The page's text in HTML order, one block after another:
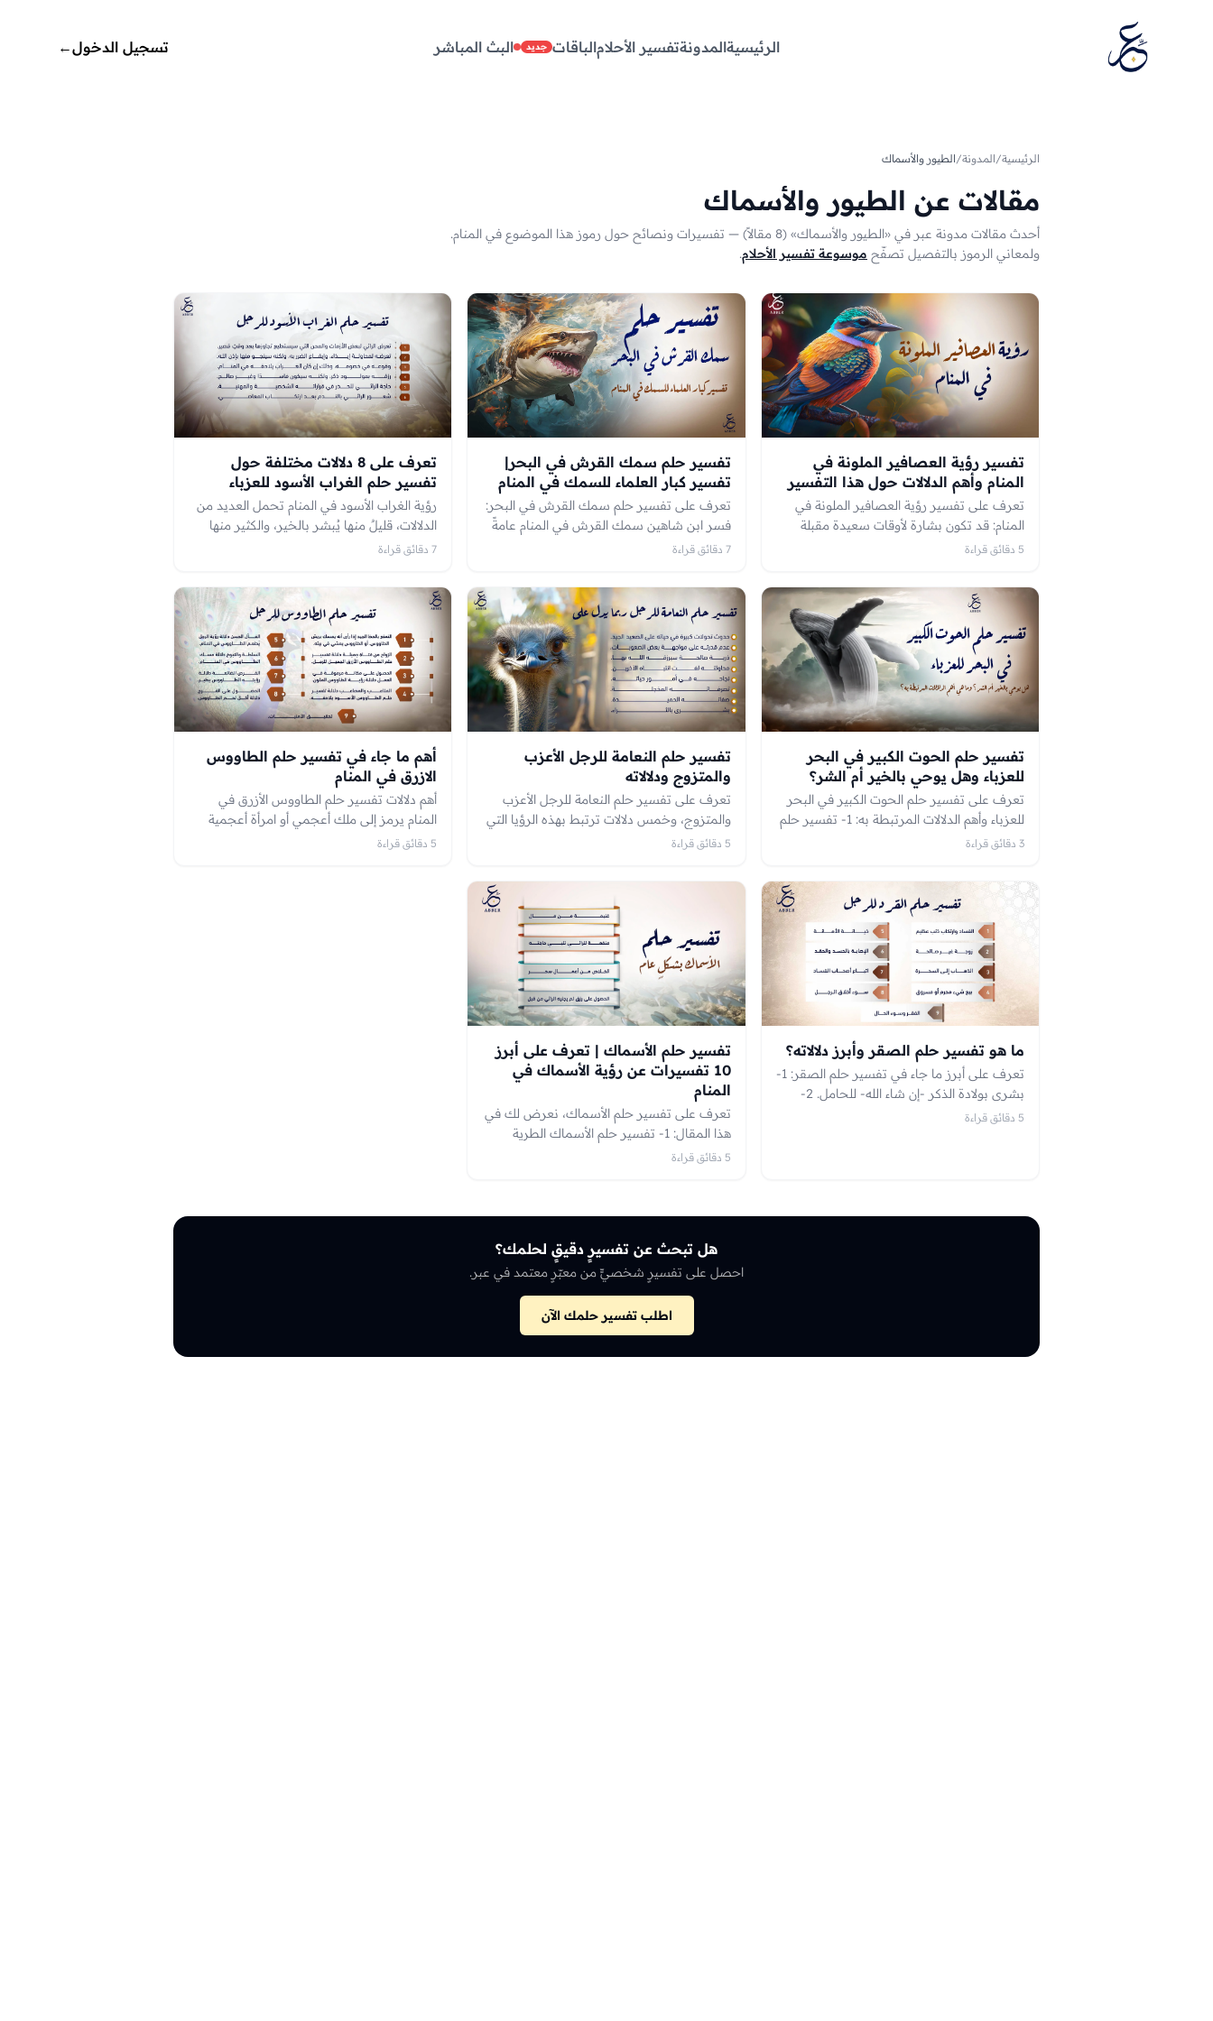
الرئيسيةالمدونةتفسير الأحلامالباقات جديد البث المباشر تسجيل الدخول←
الرئيسية/المدونة/الطيور والأسماك
مقالات عن الطيور والأسماك
أحدث مقالات مدونة عبر في «الطيور والأسماك» (8 مقالاً) — تفسيرات ونصائح حول رموز هذا الموضوع في المنام.
ولمعاني الرموز بالتفصيل تصفّح موسوعة تفسير الأحلام.
تفسير رؤية العصافير الملونة في
المنام وأهم الدلالات حول هذا التفسير
تعرف على تفسير رؤية العصافير الملونة في
المنام: قد تكون بشارة لأوقات سعيدة مقبلة
مليئة بالتجارب الجديدة والتغييرات الإيجابية؛
يرمز إلى الاختلاف والتعدد، وهو ما ينعكس على
الحياة التي قد تصبح أكثر إشراقًا وتناغمًا.
5 دقائق قراءة
تفسير حلم سمك القرش في البحر|
تفسير كبار العلماء للسمك في المنام
تعرف على تفسير حلم سمك القرش في البحر:
فسر ابن شاهين سمك القرش في المنام عامةً
أن الكبير منها غنيمة وخير، والصغير هموم
الرؤيا فإنه يدل على مال يُرزق به الرائي.
7 دقائق قراءة
تعرف على 8 دلالات مختلفة حول
تفسير حلم الغراب الأسود للعزباء
رؤية الغراب الأسود في المنام تحمل العديد من
الدلالات، قليلٌ منها يُبشر بالخير، والكثير منها
يُنذر بحدوث بعض الأمور السيئة، لذا فحينما
تحمل في قلبها نوعًا من الخوف، والقلق،
وسرعان ما تبحث عن تفسير حلم الغراب الأسود
للعزباء، وهو ما نتحدث عنه باستفاضة في هذا
7 دقائق قراءة
تفسير حلم الحوت الكبير في البحر
للعزباء وهل يوحي بالخير أم الشر؟
تعرف على تفسير حلم الحوت الكبير في البحر
للعزباء وأهم الدلالات المرتبطة به: 1- تفسير حلم
حلم الحوت الكبير في البحر للحامل 4- تفسير
حلم الحوت الكبير في البحر للرجل
3 دقائق قراءة
تفسير حلم النعامة للرجل الأعزب
والمتزوج ودلالاته
تعرف على تفسير حلم النعامة للرجل الأعزب
والمتزوج، وخمس دلالات ترتبط بهذه الرؤيا التي
تبشر في معظم الأحيان بالخير، من موقع عَبّر.
5 دقائق قراءة
أهم ما جاء في تفسير حلم الطاووس
الازرق في المنام
أهم دلالات تفسير حلم الطاووس الأزرق في
المنام يرمز إلى ملك أعجمي أو امرأة أعجمية
حسناء وذات مال النجاح في الحياة العملية،
5 دقائق قراءة
ما هو تفسير حلم الصقر وأبرز دلالاته؟
تعرف على أبرز ما جاء في تفسير حلم الصقر: 1-
بشرى بولادة الذكر -إن شاء الله- للحامل. 2-
5 دقائق قراءة
تفسير حلم الأسماك | تعرف على أبرز
10 تفسيرات عن رؤية الأسماك في
المنام
تعرف على تفسير حلم الأسماك، نعرض لك في
هذا المقال: 1- تفسير حلم الأسماك الطرية
5 دقائق قراءة
هل تبحث عن تفسيرٍ دقيقٍ لحلمك؟
احصل على تفسيرٍ شخصيٍّ من معبّرٍ معتمد في عبر.
اطلب تفسير حلمك الآن